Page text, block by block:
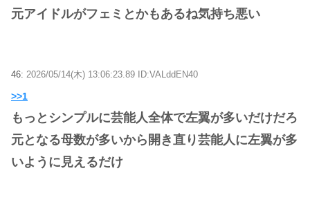
元アイドルがフェミとかもあるね気持ち悪い
46: 2026/05/14(木) 13:06:23.89 ID:VALddEN40
>>1
もっとシンプルに芸能人全体で左翼が多いだけだろ
元となる母数が多いから開き直り芸能人に左翼が多
いように見えるだけ